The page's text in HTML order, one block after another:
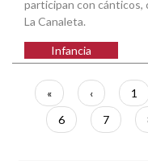
participan con
La Canaleta.
Infancia
Paginación
Primera
página
«
Página
anterior
‹ 1
Página
6 Página
7